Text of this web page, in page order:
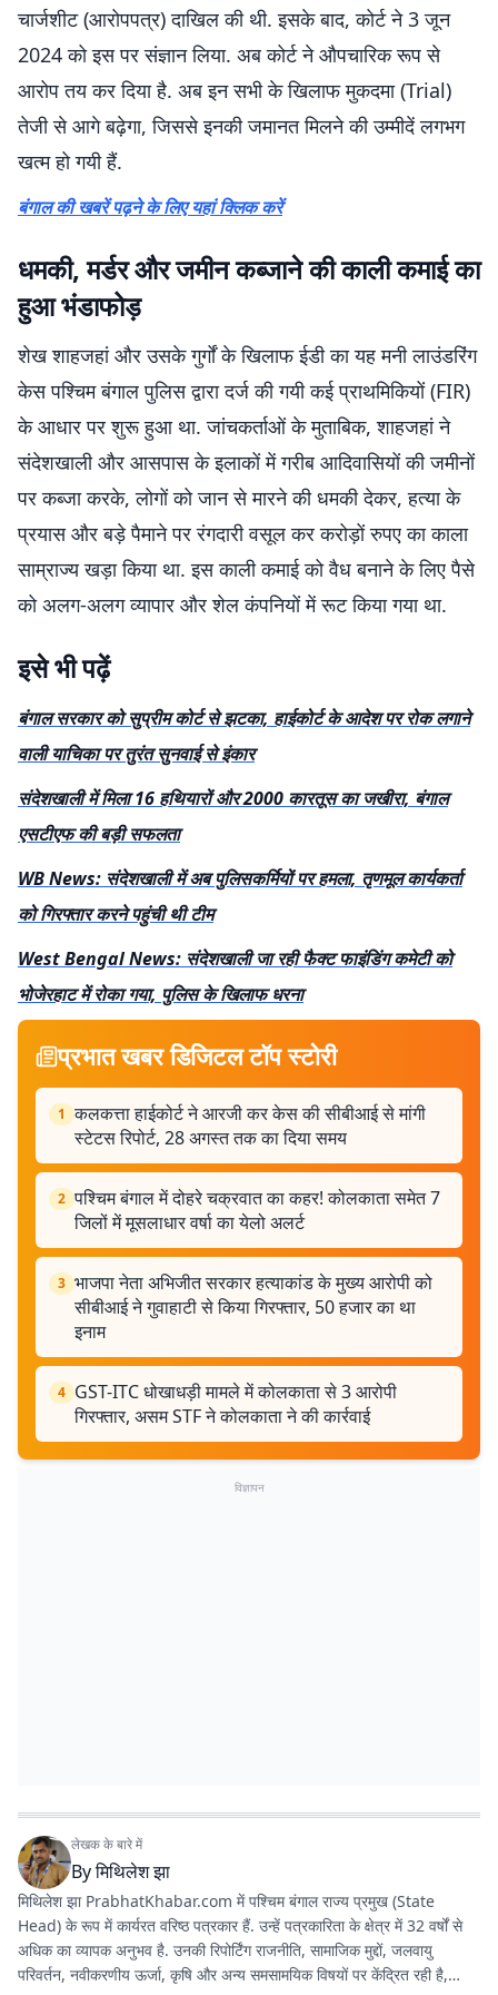
चार्जशीट (आरोपपत्र) दाखिल की थी. इसके बाद, कोर्ट ने 3 जून
2024 को इस पर संज्ञान लिया. अब कोर्ट ने औपचारिक रूप से
आरोप तय कर दिया है. अब इन सभी के खिलाफ मुकदमा (Trial)
तेजी से आगे बढ़ेगा, जिससे इनकी जमानत मिलने की उम्मीदें लगभग
खत्म हो गयी हैं.
बंगाल की खबरें पढ़ने के लिए यहां क्लिक करें
धमकी, मर्डर और जमीन कब्जाने की काली कमाई का
हुआ भंडाफोड़
शेख शाहजहां और उसके गुर्गों के खिलाफ ईडी का यह मनी लाउंडरिंग
केस पश्चिम बंगाल पुलिस द्वारा दर्ज की गयी कई प्राथमिकियों (FIR)
के आधार पर शुरू हुआ था. जांचकर्ताओं के मुताबिक, शाहजहां ने
संदेशखाली और आसपास के इलाकों में गरीब आदिवासियों की जमीनों
पर कब्जा करके, लोगों को जान से मारने की धमकी देकर, हत्या के
प्रयास और बड़े पैमाने पर रंगदारी वसूल कर करोड़ों रुपए का काला
साम्राज्य खड़ा किया था. इस काली कमाई को वैध बनाने के लिए पैसे
को अलग-अलग व्यापार और शेल कंपनियों में रूट किया गया था.
इसे भी पढ़ें
बंगाल सरकार को सुप्रीम कोर्ट से झटका, हाईकोर्ट के आदेश पर रोक लगाने
वाली याचिका पर तुरंत सुनवाई से इंकार
संदेशखाली में मिला 16 हथियारों और 2000 कारतूस का जखीरा, बंगाल
एसटीएफ की बड़ी सफलता
WB News: संदेशखाली में अब पुलिसकर्मियों पर हमला, तृणमूल कार्यकर्ता
को गिरफ्तार करने पहुंची थी टीम
West Bengal News: संदेशखाली जा रही फैक्ट फाइंडिंग कमेटी को
भोजेरहाट में रोका गया, पुलिस के खिलाफ धरना
प्रभात खबर डिजिटल टॉप स्टोरी
1 कलकत्ता हाईकोर्ट ने आरजी कर केस की सीबीआई से मांगी
स्टेटस रिपोर्ट, 28 अगस्त तक का दिया समय
2 पश्चिम बंगाल में दोहरे चक्रवात का कहर! कोलकाता समेत 7
जिलों में मूसलाधार वर्षा का येलो अलर्ट
3 भाजपा नेता अभिजीत सरकार हत्याकांड के मुख्य आरोपी को
सीबीआई ने गुवाहाटी से किया गिरफ्तार, 50 हजार का था
इनाम
4 GST-ITC धोखाधड़ी मामले में कोलकाता से 3 आरोपी
गिरफ्तार, असम STF ने कोलकाता ने की कार्रवाई
विज्ञापन
लेखक के बारे में
Byमिथिलेश झा
मिथिलेश झा PrabhatKhabar.com में पश्चिम बंगाल राज्य प्रमुख (State
Head) के रूप में कार्यरत वरिष्ठ पत्रकार हैं. उन्हें पत्रकारिता के क्षेत्र में 32 वर्षों से
अधिक का व्यापक अनुभव है. उनकी रिपोर्टिंग राजनीति, सामाजिक मुद्दों, जलवायु
परिवर्तन, नवीकरणीय ऊर्जा, कृषि और अन्य समसामयिक विषयों पर केंद्रित रही है,